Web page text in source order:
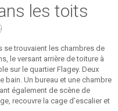
les toits
se trouvaient les chambres de
le versant arrière de toiture à
sur le quartier Flagey. Deux
bain. Un bureau et une chambre
également de scène de
recouvre la cage d’escalier et